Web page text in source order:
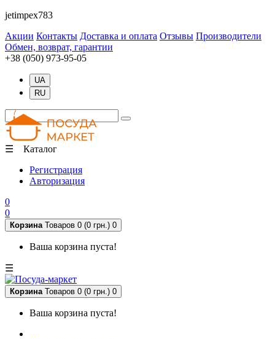
jetimpex783
Акции Контакты Доставка и оплата Отзывы Производители
Обмен, возврат, гарантии
+38 (050) 973-95-05
UA
RU
☰ Каталог
Регистрация
Авторизация
0
0
Корзина Товаров 0 (0 грн.) 0
Ваша корзина пуста!
☰
Корзина Товаров 0 (0 грн.) 0
Ваша корзина пуста!